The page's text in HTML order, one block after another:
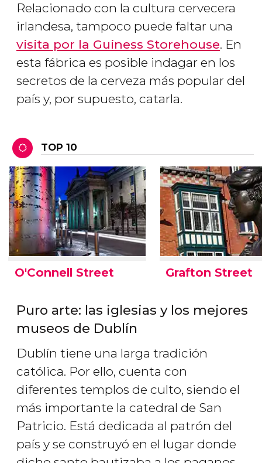
Relacionado con la cultura cervecera
irlandesa, tampoco puede faltar una
visita por la Guiness Storehouse. En
esta fábrica es posible indagar en los
secretos de la cerveza más popular del
país y, por supuesto, catarla.
TOP 10
O'Connell Street Grafton Street
Puro arte: las iglesias y los mejores
museos de Dublín
Dublín tiene una larga tradición
católica. Por ello, cuenta con
diferentes templos de culto, siendo el
más importante la catedral de San
Patricio. Está dedicada al patrón del
país y se construyó en el lugar donde